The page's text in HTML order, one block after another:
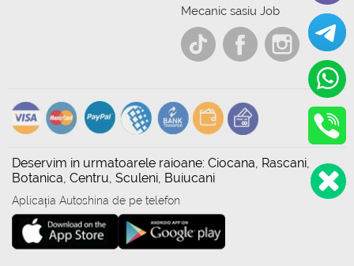
Mecanic sasiu Job
Deservim in urmatoarele raioane: Ciocana, Rascani,
Botanica, Centru, Sculeni, Buiucani
Aplicația Autoshina de pe telefon